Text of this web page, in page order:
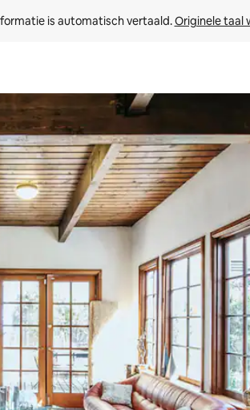
is automatisch vertaald. Originele taal
je de pijltjestoetsen omhoog en omlaag, óf